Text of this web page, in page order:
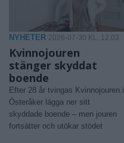
NYHETER 2026-07-30 KL. 12:03
Kvinnojouren
stänger skyddat
boende
Efter 28 år tvingas Kvinnojouren i
Österåker lägga ner sitt
skyddade boende – men jouren
fortsätter och utökar stödet